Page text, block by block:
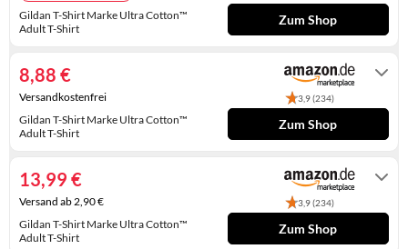
SCHUHZUBEHÖR
STIEFELETTEN
TREKKINGSANDALEN
Gildan T-Shirt Marke Ultra Cotton™
Adult T-Shirt
Zum Shop
Gildan T-Shirt Marke Ultra Cotton™
Adult T-Shirt
3,9 (234)
8,88 €
Versandkostenfrei
Zum Shop
Gildan T-Shirt Marke Ultra Cotton™
Adult T-Shirt
3,9 (234)
13,99 €
Versand ab 2,90 €
Zum Shop